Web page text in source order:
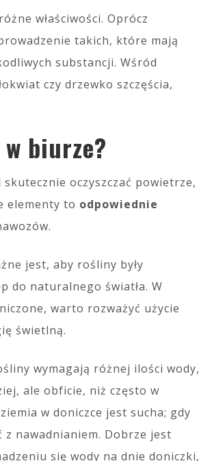
właściwości. Oprócz
takich, które mają
substancji. Wśród
czy drzewko szczęścia,
biurze?
oczyszczać powietrze,
elementy to odpowiednie
jest, aby rośliny były
do naturalnego światła. W
warto rozważyć użycie
świetlną.
wymagają różnej ilości wody,
ale obficie, niż często w
w doniczce jest sucha; gdy
nawadnianiem. Dobrze jest
się wody na dnie doniczki,